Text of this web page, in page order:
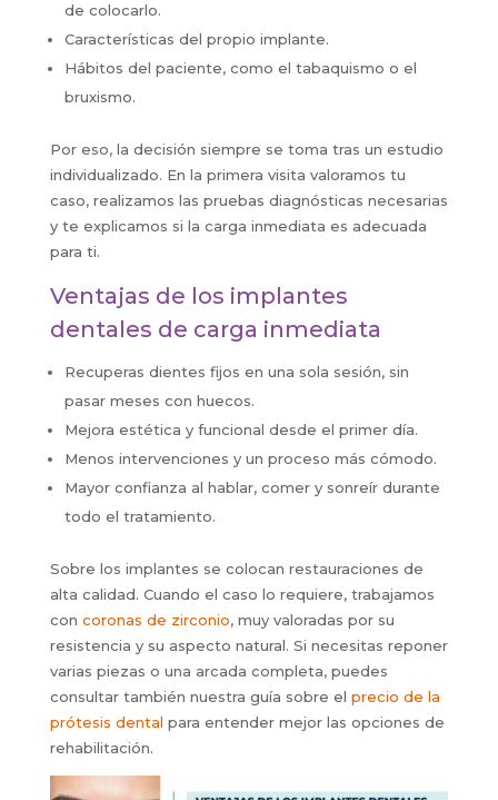
de colocarlo.
Características del propio implante.
Hábitos del paciente, como el tabaquismo o el
bruxismo.
Por eso, la decisión siempre se toma tras un estudio
individualizado. En la primera visita valoramos tu
caso, realizamos las pruebas diagnósticas necesarias
y te explicamos si la carga inmediata es adecuada
para ti.
Ventajas de los implantes
dentales de carga inmediata
Recuperas dientes fijos en una sola sesión, sin
pasar meses con huecos.
Mejora estética y funcional desde el primer día.
Menos intervenciones y un proceso más cómodo.
Mayor confianza al hablar, comer y sonreír durante
todo el tratamiento.
Sobre los implantes se colocan restauraciones de
alta calidad. Cuando el caso lo requiere, trabajamos
con coronas de zirconio, muy valoradas por su
resistencia y su aspecto natural. Si necesitas reponer
varias piezas o una arcada completa, puedes
consultar también nuestra guía sobre el precio de la
prótesis dental para entender mejor las opciones de
rehabilitación.